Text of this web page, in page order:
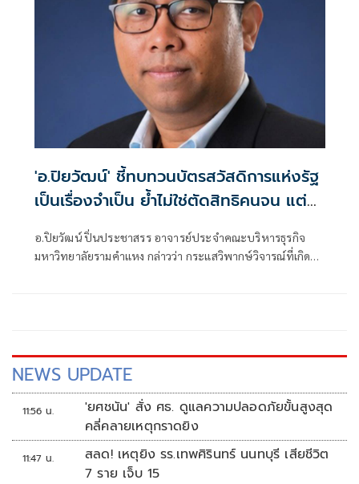
'อ.ปิยวัฒน์' ชี้ทบทวนบัตรสวัสดิการแห่งรัฐ
เป็นเรื่องจำเป็น ย้ำไม่ใช่ตัดสิทธิคนจน แต่
รักษาระบบการคลังประเทศในระยะยาว
อ.ปิยวัฒน์ ปิ่นประชาสรร อาจารย์ประจำคณะบริหารธุรกิจ
มหาวิทยาลัยรามคำแหง กล่าวว่า กระแสวิพากษ์วิจารณ์ที่เกิดขึ้น
NEWS UPDATE
11:56 น.
'ยศชนัน' สั่ง ศธ. ดูแลความปลอดภัยขั้นสูงสุด
คลี่คลายเหตุกราดยิง
11:47 น.
สลด! เหตุยิง รร.เทพศิรินทร์ นนทบุรี เสียชีวิต
7 ราย เจ็บ 15